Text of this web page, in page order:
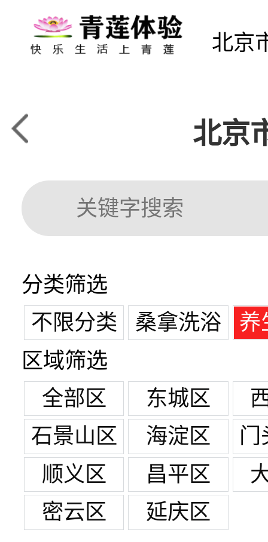
北京
北京
分类筛选
不限分类
桑拿洗浴
养
区域筛选
全部区
东城区
石景山区
海淀区
门
顺义区
昌平区
密云区
延庆区